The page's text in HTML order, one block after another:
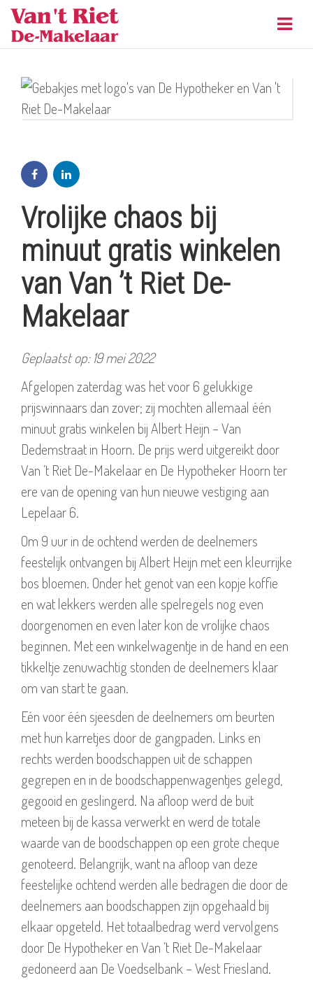
Vrolijke chaos bij
minuut gratis winkelen
van Van ’t Riet De-
Makelaar
Geplaatst op: 19 mei 2022
Afgelopen zaterdag was het voor 6 gelukkige
prijswinnaars dan zover; zij mochten allemaal één
minuut gratis winkelen bij Albert Heijn – Van
Dedemstraat in Hoorn. De prijs werd uitgereikt door
Van ’t Riet De-Makelaar en De Hypotheker Hoorn ter
ere van de opening van hun nieuwe vestiging aan
Lepelaar 6.
Om 9 uur in de ochtend werden de deelnemers
feestelijk ontvangen bij Albert Heijn met een kleurrijke
bos bloemen. Onder het genot van een kopje koffie
en wat lekkers werden alle spelregels nog even
doorgenomen en even later kon de vrolijke chaos
beginnen. Met een winkelwagentje in de hand en een
tikkeltje zenuwachtig stonden de deelnemers klaar
om van start te gaan.
Eén voor één sjeesden de deelnemers om beurten
met hun karretjes door de gangpaden. Links en
rechts werden boodschappen uit de schappen
gegrepen en in de boodschappenwagentjes gelegd,
gegooid en geslingerd. Na afloop werd de buit
meteen bij de kassa verwerkt en werd de totale
waarde van de boodschappen op een grote cheque
genoteerd. Belangrijk, want na afloop van deze
feestelijke ochtend werden alle bedragen die door de
deelnemers aan boodschappen zijn opgehaald bij
elkaar opgeteld. Het totaalbedrag werd vervolgens
door De Hypotheker en Van ’t Riet De-Makelaar
gedoneerd aan De Voedselbank – West Friesland.